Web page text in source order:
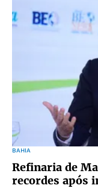
BAHIA
Refinaria de
recordes após